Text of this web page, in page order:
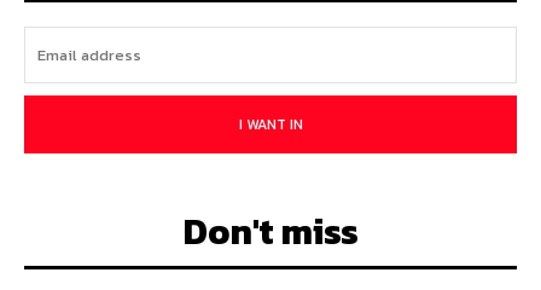
I WANT IN
Don't miss